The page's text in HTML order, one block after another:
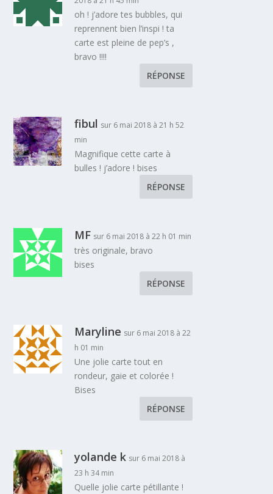
oh ! j’adore tes bubbles, qui
reprennent bien l’inspi ! ta
carte est pleine de pep’s ,
bravo !!!!
RÉPONSE
fibul sur 6 mai 2018 à 21 h 52
min
Magnifique cette carte à
bulles ! j’adore ! bises
RÉPONSE
MF sur 6 mai 2018 à 22 h 01 min
très originale, bravo
bises
RÉPONSE
Maryline sur 6 mai 2018 à 22
h 01 min
Une jolie carte tout en
rondeur, gaie et colorée !
Bises
RÉPONSE
yolande k sur 6 mai 2018 à
23 h 34 min
Quelle jolie carte pétillante !